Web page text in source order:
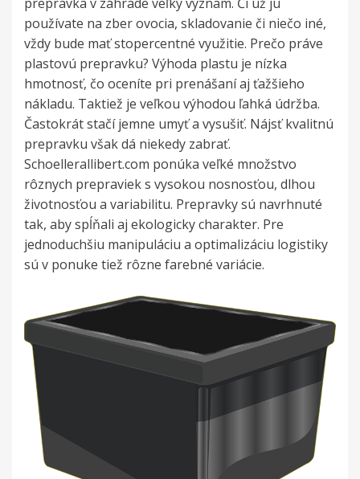
používate na zber ovocia, skladovanie či niečo iné,
vždy bude mať stopercentné využitie. Prečo práve
plastovú prepravku? Výhoda plastu je nízka
hmotnosť, čo oceníte pri prenášaní aj ťažšieho
nákladu. Taktiež je veľkou výhodou ľahká údržba.
Častokrát stačí jemne umyť a vysušiť. Nájsť kvalitnú
prepravku však dá niekedy zabrať.
Schoellerallibert.com ponúka veľké množstvo
rôznych prepraviek s vysokou nosnosťou, dlhou
životnosťou a variabilitu. Prepravky sú navrhnuté
tak, aby spĺňali aj ekologicky charakter. Pre
jednoduchšiu manipuláciu a optimalizáciu logistiky
sú v ponuke tiež rôzne farebné variácie.